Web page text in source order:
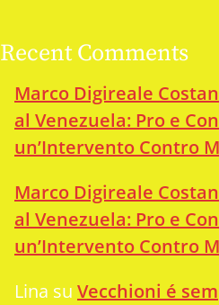
Recent Comments
Marco Digireale
al Venezuela: Pro e
un’Intervento Contro
Marco Digireale
al Venezuela: Pro e
un’Intervento Contro
Lina su Vecchioni é